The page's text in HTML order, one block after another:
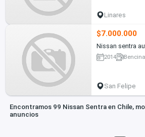
Linares
$7.000.000
Nissan sentra
2014
San Felipe
Encontramos 99 Nissan Sentra en Chile,
anuncios